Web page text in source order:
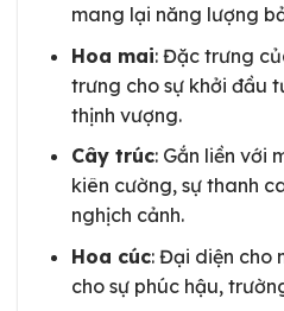
mang lại năng lượng
Hoa mai: Đặc trưng
trưng cho sự khởi đầu
thịnh vượng.
Cây trúc: Gắn liền với
kiên cường, sự thanh
nghịch cảnh.
Hoa cúc: Đại diện cho
cho sự phúc hậu,